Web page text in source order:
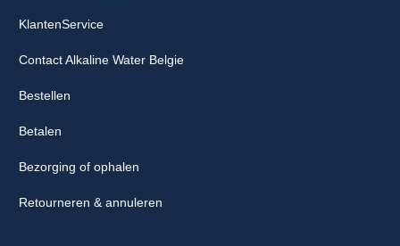
KlantenService
Contact Alkaline Water Belgie
Bestellen
Betalen
Bezorging of ophalen
Retourneren & annuleren